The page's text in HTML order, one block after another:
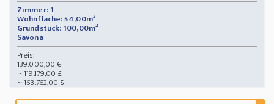
Zimmer: 1
Wohnfläche: 54,00m²
Grundstück: 100,00m²
Savona
Preis:
139.000,00 €
~ 119.179,00 £
~ 153.762,00 $